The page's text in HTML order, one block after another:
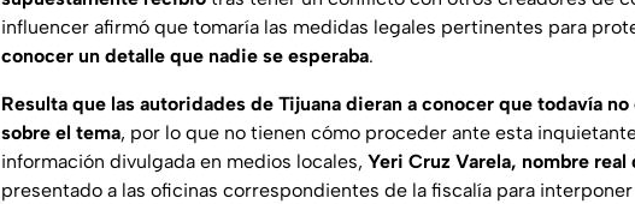
influencer afirmó que tomaría las medidas legales pertinentes para
conocer un detalle que nadie se esperaba.
Resulta que las autoridades de Tijuana dieran a conocer que todavía
sobre el tema, por lo que no tienen cómo proceder ante esta
información divulgada en medios locales, Yeri Cruz Varela, nombre real
presentado a las oficinas correspondientes de la fiscalía para